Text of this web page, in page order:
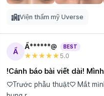
Viện thẩm mỹ Uverse
Ẩ
Ẩ******@ BEST
★★★★★ 5.0
!Cảnh báo bài viết dài!
♡Trước phẫu thuật♡ Mắt